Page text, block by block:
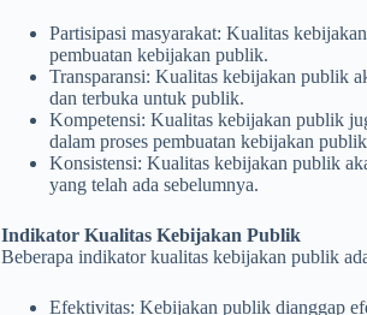
Partisipasi masyarakat: Kualitas
pembuatan kebijakan publik.
Transparansi: Kualitas kebijakan publik
dan terbuka untuk publik.
Kompetensi: Kualitas kebijakan publik
dalam proses pembuatan kebijakan
Konsistensi: Kualitas kebijakan publik
yang telah ada sebelumnya.
Indikator Kualitas Kebijakan Publik
Beberapa indikator kualitas kebijakan publik
Efektivitas: Kebijakan publik dianggap